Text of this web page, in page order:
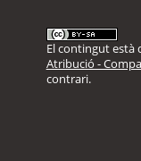
El contingut està
Atribució -
contrari.